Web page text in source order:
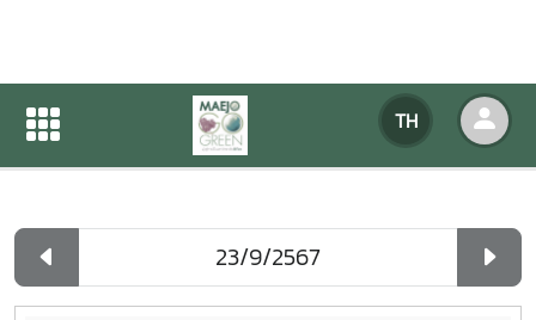
TH
ปฏิทินกิจกรรมของหน่วยงาน
ปฏิทินกิจกรรมของหน่วยงาน